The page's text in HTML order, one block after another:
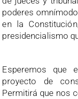
poderes
en la
presidencialismo
Esperemos que
proyecto de
Permitirá que nos